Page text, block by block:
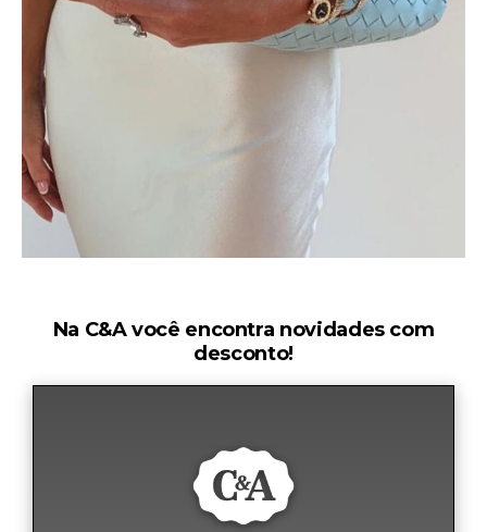
Na C&A você encontra novidades com
desconto!